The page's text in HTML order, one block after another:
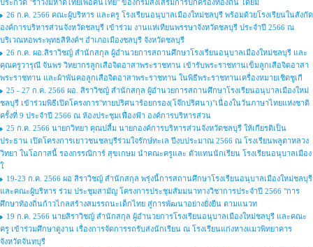
ประกวด "รำวงมหาดไทยเพื่อคนไทย" ของกรมส่งเสริมการปกครองท้องถิ่น โดยมี
26 ก.ค. 2566 คณะผู้บริหาร และครู โรงเรียนอนุบาลเมืองใหม่ชลบุรี พร้อมด้วยโรงเรียนในสังกัด
องค์การบริหารส่วนจังหวัดชลบุรี เข้าร่วม งานแห่เทียนพรรษาจังหวัดชลบุรี ประจำปี 2566 ณ
บริเวณหอพระพุทธสิหิงค์ฯ อำเภอเมืองชลบุรี จังหวัดชลบุรี
26 ก.ค. ผอ.สิราวิชญ์ สำนักสกุล ผู้อำนวยการสถานศึกษาโรงเรียนอนุบาลเมืองใหม่ชลบุรี และ
คุณครูวารุณี จันพร วิทยากรลูกเสือจิตอาสาพระราชทาน เข้ารับพระราชทานเข็มลูกเสือจิตอาสา
พระราชทาน และผ้าพันคอลูกเสือจิตอาสาพระราชทาน ในพิธีพระราชทานเครื่องหมายเชิดชูเกี
25 - 27 ก.ค. 2566 ผอ. สิราวิชญ์ สำนักสกุล ผู้อำนวยการสถานศึกษาโรงเรียนอนุบาลเมืองใหม่
ชลบุรี เข้าร่วมพิธีเปิดโครงการ"ทายปริศนาร้อยกรอง(โจ๊กปริศนา)"เนื่องในวันภาษาไทยแห่งชาติ
ครั้งที่ 9 ประจำปี 2566 ณ ห้องประชุมเฟื่องฟ้า องค์การบริหารส่วน
25 ก.ค. 2566 นายกวิทยา คุณปลื้ม นายกองค์การบริหารส่วนจังหวัดชลบุรี ให้เกียรติเป็น
ประธาน เปิดโครงการเยาวชนชลบุรีร่วมใจรักษ์ทะเล ปีงบประมาณ 2566 ณ โรงเรียนพลูตาหลวง
วิทยา ในโอกาสนี้ รองกรรณิการ์ สุขเกษม นำคณะครูและ ตัวแทนนักเรียน โรงเรียนอนุบาลเมือง
ใ
19-23 ก.ค. 2566 ผอ สิราวิชญ์ สำนักสกุล พรุ่งนี้การสถานศึกษาโรงเรียนอนุบาลเมืองใหม่ชลบุรี
และคณะผู้บริหาร ร่วม ประชุมสามัญ โครงการประชุมสัมมนาทางวิชาการประจำปี 2566 "การ
ศึกษาท้องถิ่นก้าวไกลสร้างสมรรถนะเด็กไทย สู่การพัฒนาอย่างยั่งยืน ตามแนวท
19 ก.ค. 2566 นายสิราวิชญ์ สำนักสกุล ผู้อำนวยการโรงเรียนอนุบาลเมืองใหม่ชลบุรี และคณะ
ครู เข้าร่วมศึกษาดูงาน เรื่องการจัดการรถรับส่งนักเรียน ณ โรงเรียนแก่งหางแมวพิทยาคาร
จังหวัดจันทบุรี